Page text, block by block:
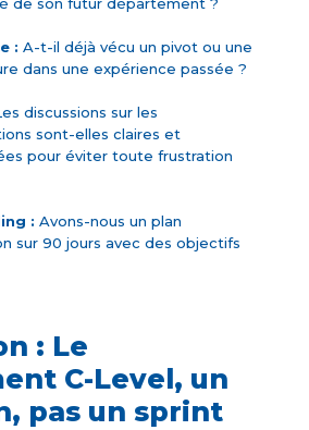
de son futur département ?
:A-t-il déjà vécu un pivot ou une
dans une expérience passée ?
discussions sur les
sont-elles claires et
pour éviter toute frustration
:Avons-nous un plan
sur 90 jours avec des objectifs
: Le
C-Level, un
pas un sprint